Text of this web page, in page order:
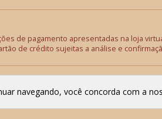
de pagamento apresentadas na loja
de crédito sujeitas a análise e
navegando, você concorda com a